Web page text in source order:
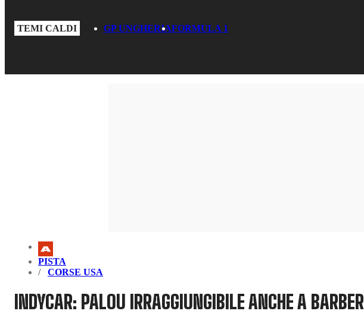
TEMI CALDI GP UNGHERIAFORMULA 1
PISTA
CORSE USA
INDYCAR: PALOU IRRAGGIUNGIBILE ANCHE A BARBER